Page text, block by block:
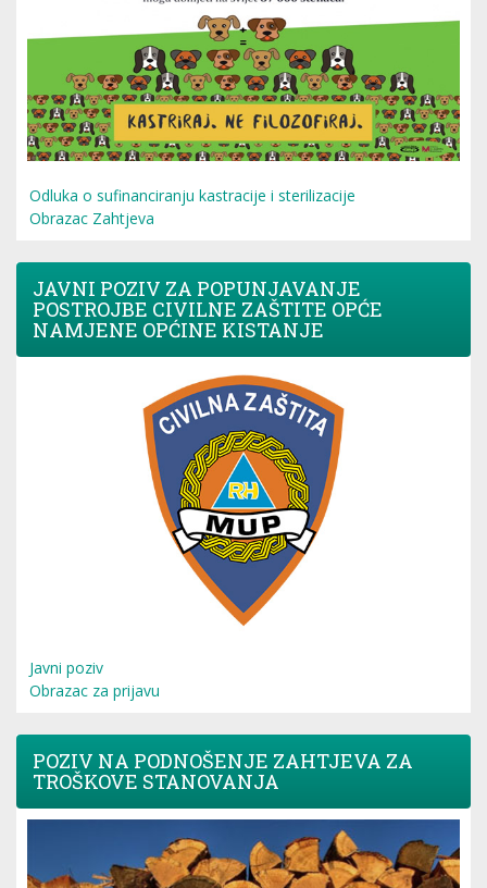
Odluka o sufinanciranju kastracije i sterilizacije
Obrazac Zahtjeva
JAVNI POZIV ZA POPUNJAVANJE
POSTROJBE CIVILNE ZAŠTITE OPĆE
NAMJENE OPĆINE KISTANJE
Javni poziv
Obrazac za prijavu
POZIV NA PODNOŠENJE ZAHTJEVA ZA
TROŠKOVE STANOVANJA